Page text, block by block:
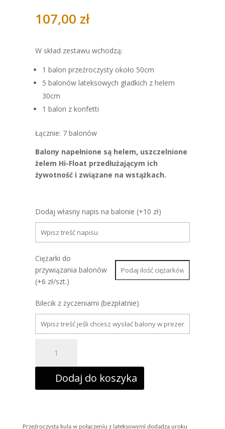
107,00 zł
W skład zestawu wchodzą:
1 balon przeźroczysty około 50cm
5 balonów lateksowych gładkich z helem
30cm
1 balon z konfetti
Łącznie: 7 balonów
Balony napełnione są helem, uszczelnione
żelem Hi-Float przedłużającym ich
żywotność i związane na wstążkach.
Dodaj własny napis na balonie (+10 zł)
Ciężarki do
przywiązania balonów
(+6 zł/szt.)
Bilecik z życzeniami (bezpłatnie)
Zestaw
biały
przeźroczystą
kulą
Dodaj do koszyka
Przeźroczysta kula w połączeniu z lateksowymi dodadzą uroku